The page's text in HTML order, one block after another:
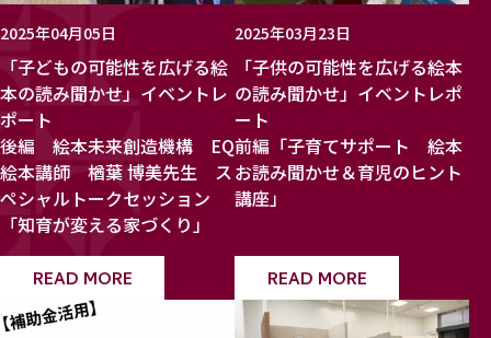
2025年04月05日
「子どもの可能性を広げる絵
本の読み聞かせ」イベントレ
ポート
後編 絵本未来創造機構 EQ
絵本講師 楢葉 博美先生 ス
ペシャルトークセッション
「知育が変える家づくり」
READ MORE
2025年03月23日
「子供の可能性を広げる絵本
の読み聞かせ」イベントレポ
ート
前編「子育てサポート 絵本
お読み聞かせ＆育児のヒント
講座」
READ MORE